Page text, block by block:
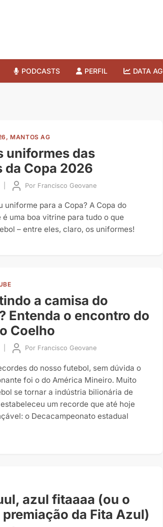
PODCASTS PERFIL DATA AG
MANTOS AG
uniformes das
da Copa 2026
Por Francisco Geovane
uniforme para a Copa? A Copa do
é uma boa vitrine para tudo o que
– entre eles, claro, os uniformes!
a camisa do
Entenda o encontro do
Coelho
Por Francisco Geovane
do nosso futebol, sem dúvida o
foi o do América Mineiro. Muito
se tornar a indústria bilionária de
um recorde que até hoje
o Decacampeonato estadual
azul fitaaaa (ou o
da Fita Azul)